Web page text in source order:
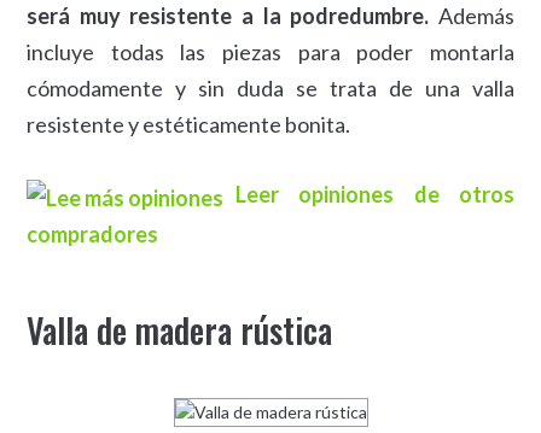
será muy resistente a la podredumbre. Además
incluye todas las piezas para poder montarla
cómodamente y sin duda se trata de una valla
resistente y estéticamente bonita.
Leer opiniones de otros
compradores
Valla de madera rústica